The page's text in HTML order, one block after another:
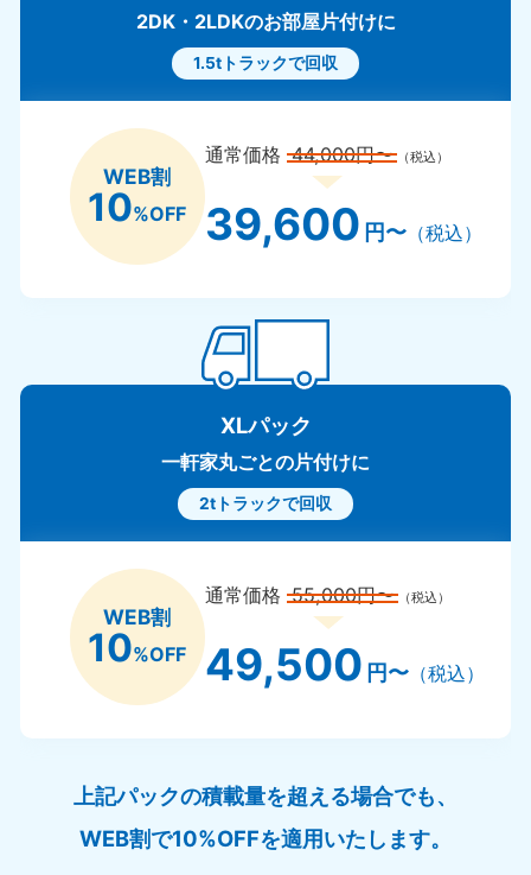
2DK・2LDKのお部屋片付けに
1.5tトラックで回収
WEB割
10%OFF
通常価格44,000円〜 （税込）
39,600 円〜（税込）
XLパック
一軒家丸ごとの片付けに
2tトラックで回収
WEB割
10%OFF
通常価格55,000円〜 （税込）
49,500 円〜（税込）
上記パックの積載量を超える場合でも、
WEB割で10%OFFを適用いたします。